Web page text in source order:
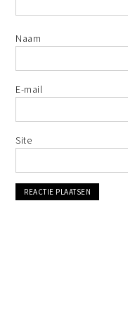
Naam
E-mail
Site